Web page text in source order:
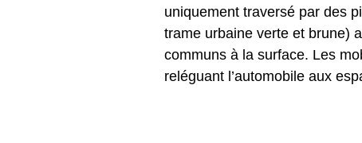
uniquement traversé par des
trame urbaine verte et brune)
communs à la surface. Les
reléguant l’automobile aux